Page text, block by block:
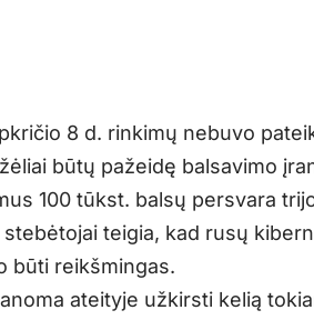
8 d. rinkimų nebuvo
būtų pažeidę balsavimo
100 tūkst. balsų persvara
stebėtojai teigia, kad rusų
būti reikšmingas.
ateityje užkirsti kelią